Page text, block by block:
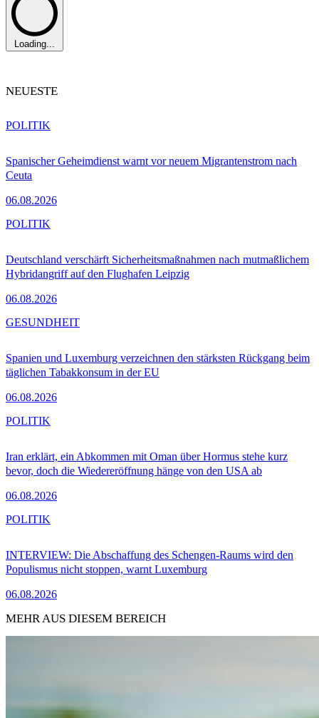
Loading...
NEUESTE
Spanischer Geheimdienst warnt vor neuem Migrantenstrom nach
Ceuta
06.08.2026
POLITIK
Deutschland verschärft Sicherheitsmaßnahmen nach mutmaßlichem
Hybridangriff auf den Flughafen Leipzig
06.08.2026
POLITIK
Spanien und Luxemburg verzeichnen den stärksten Rückgang beim
täglichen Tabakkonsum in der EU
06.08.2026
GESUNDHEIT
Iran erklärt, ein Abkommen mit Oman über Hormus stehe kurz
bevor, doch die Wiedereröffnung hänge von den USA ab
06.08.2026
POLITIK
INTERVIEW: Die Abschaffung des Schengen-Raums wird den
Populismus nicht stoppen, warnt Luxemburg
06.08.2026
POLITIK
MEHR AUS DIESEM BEREICH